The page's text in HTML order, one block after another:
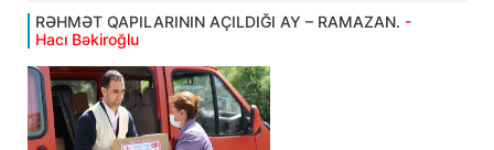
RƏHMƏT QAPILARININ AÇILDIĞI AY – RAMAZAN. -
Hacı Bəkiroğlu